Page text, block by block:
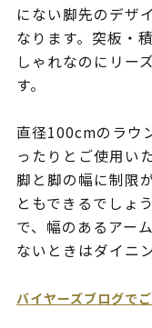
にない脚先のデザ
なります。突板・
しゃれなのにリー
す。
直径100cmのラウ
ったりとご使用い
脚と脚の幅に制限
ともできるでしょ
で、幅のあるアー
ないときはダイニ
バイヤーズブログで